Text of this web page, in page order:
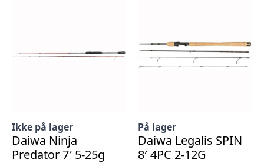
Ikke på lager
Daiwa Ninja
Predator 7′ 5-25g
På lager
Daiwa Legalis SPIN
8′ 4PC 2-12G